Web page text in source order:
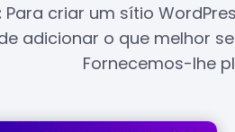
Para criar um sítio
adicionar o que melhor
Fornecemos-lhe